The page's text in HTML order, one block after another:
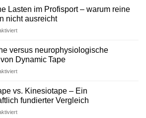
Lasten im Profisport – warum reine
nicht ausreicht
für
im
Profisport
–
reine
Stabilisation
ausreicht
versus neurophysiologische
Dynamic Tape
für
versus
neurophysiologische
Wirkungen
von
vs. Kinesiotape – Ein
fundierter Vergleich
für